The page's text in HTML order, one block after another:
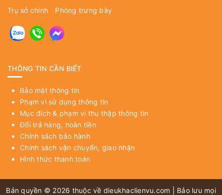
Trụ sở chính Phòng trưng bày
THÔNG TIN CẦN BIẾT
Bảo mật thông tin
Phạm vi sử dụng thông tin
Mục đích & phạm vi thu thập thông tin
Đổi trả hàng, hoàn tiền
Chính sách bảo hành
Chính sách vận chuyển, giao nhận
Hình thức thanh toán
Bản quyền © 2026 thuộc về dieukhaclienvu.com | Bảo lưu mọi